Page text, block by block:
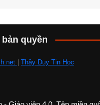
quyền
| Thầy Duy Tin Học